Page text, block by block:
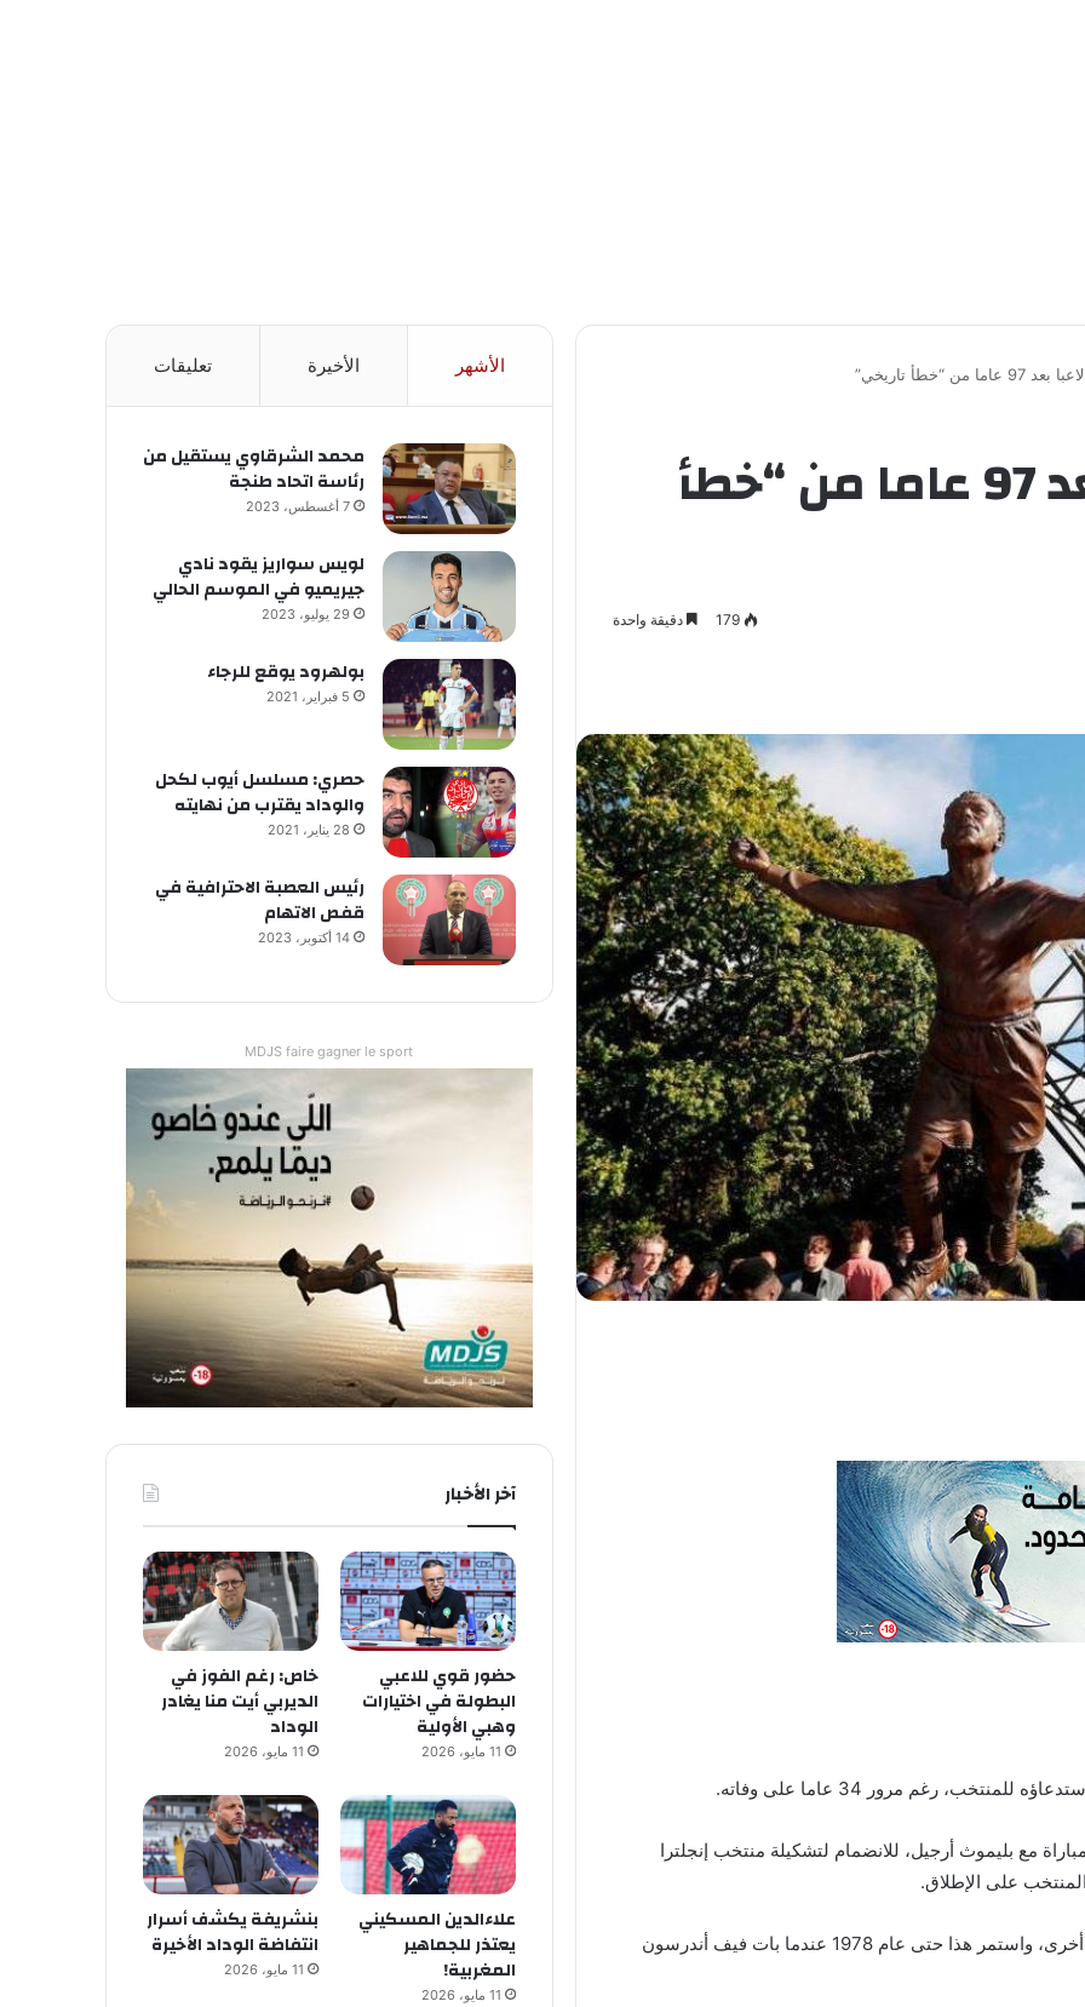
من “خطأ تاريخي”
إنجلترا تكرم لاعبا بعد 97 عاما من “خطأ
179 دقيقة واحدة
رغم مرور 34 عاما على وفاته.
اختيار جاك ليزلي، الذي سجل 137 هدفا في 400 مباراة مع بليموث أرجيل، للانضمام لتشكيلة منتخب إنجلترا
ولم يتم اختيار ليزلي للانضمام إلى منتخب إنجلترا مرة أخرى، واستمر هذا حتى عام 1978 عندما بات فيف أندرسون
الأشهر الأخيرة تعليقات
محمد الشرقاوي يستقيل من
رئاسة اتحاد طنجة
7 أغسطس، 2023
لويس سواريز يقود نادي
جيريميو في الموسم الحالي
29 يوليو، 2023
بولهرود يوقع للرجاء
5 فبراير، 2021
حصري: مسلسل أيوب لكحل
والوداد يقترب من نهايته
28 يناير، 2021
رئيس العصبة الاحترافية في
قفص الاتهام
14 أكتوبر، 2023
MDJS faire gagner le sport
آخر الأخبار
حضور قوي للاعبي
البطولة في اختيارات
وهبي الأولية
11 مايو، 2026
خاص: رغم الفوز في
الديربي أيت منا يغادر
الوداد
11 مايو، 2026
علاءالدين المسكيني
يعتذر للجماهير
المغربية!
11 مايو، 2026
بنشريفة يكشف أسرار
انتفاضة الوداد الأخيرة
11 مايو، 2026